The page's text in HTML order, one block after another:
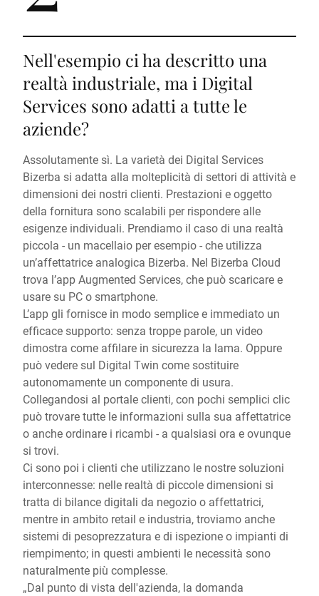
Nell'esempio ci ha descritto una
realtà industriale, ma i Digital
Services sono adatti a tutte le
aziende?
Assolutamente sì. La varietà dei Digital Services
Bizerba si adatta alla molteplicità di settori di attività e
dimensioni dei nostri clienti. Prestazioni e oggetto
della fornitura sono scalabili per rispondere alle
esigenze individuali. Prendiamo il caso di una realtà
piccola - un macellaio per esempio - che utilizza
un’affettatrice analogica Bizerba. Nel Bizerba Cloud
trova l’app Augmented Services, che può scaricare e
usare su PC o smartphone.
L’app gli fornisce in modo semplice e immediato un
efficace supporto: senza troppe parole, un video
dimostra come affilare in sicurezza la lama. Oppure
può vedere sul Digital Twin come sostituire
autonomamente un componente di usura.
Collegandosi al portale clienti, con pochi semplici clic
può trovare tutte le informazioni sulla sua affettatrice
o anche ordinare i ricambi - a qualsiasi ora e ovunque
si trovi.
Ci sono poi i clienti che utilizzano le nostre soluzioni
interconnesse: nelle realtà di piccole dimensioni si
tratta di bilance digitali da negozio o affettatrici,
mentre in ambito retail e industria, troviamo anche
sistemi di pesoprezzatura e di ispezione o impianti di
riempimento; in questi ambienti le necessità sono
naturalmente più complesse.
„Dal punto di vista dell'azienda, la domanda